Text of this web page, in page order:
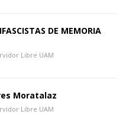
DE MEMORIA
Libre UAM
Moratalaz
Libre UAM